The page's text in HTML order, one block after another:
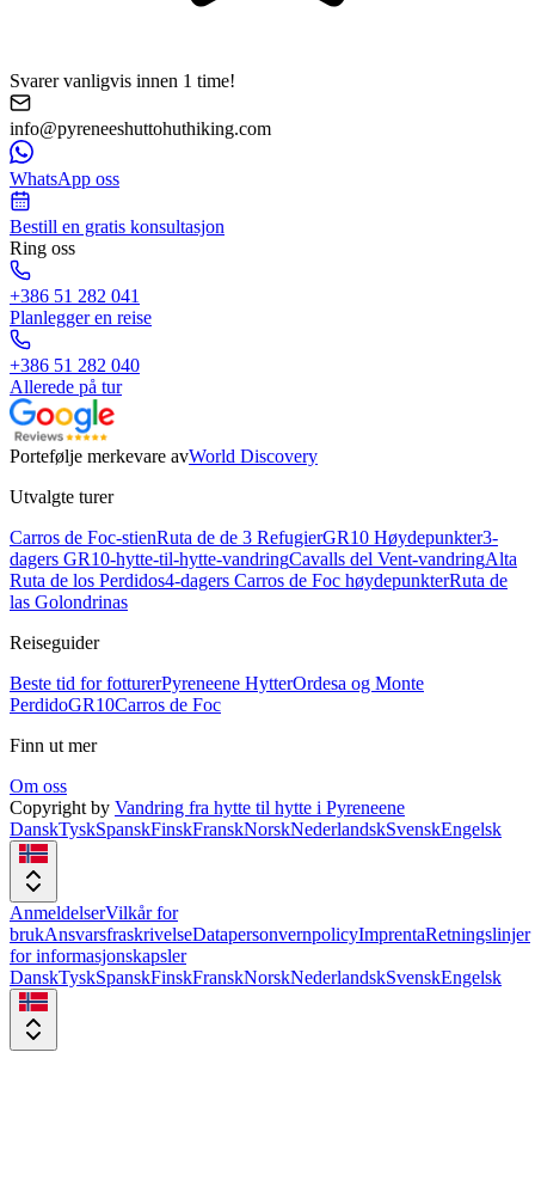
Svarer vanligvis innen 1 time!
info@pyreneeshuttohuthiking.com
WhatsApp oss
Bestill en gratis konsultasjon
Ring oss
+386 51 282 041
Planlegger en reise
+386 51 282 040
Allerede på tur
Portefølje merkevare avWorld Discovery
Utvalgte turer
Carros de Foc-stienRuta de de 3 RefugierGR10 Høydepunkter3-
dagers GR10-hytte-til-hytte-vandringCavalls del Vent-vandringAlta
Ruta de los Perdidos4-dagers Carros de Foc høydepunkterRuta de
las Golondrinas
Reiseguider
Beste tid for fotturerPyreneene HytterOrdesa og Monte
PerdidoGR10Carros de Foc
Finn ut mer
Om oss
Copyright by Vandring fra hytte til hytte i Pyreneene
DanskTyskSpanskFinskFranskNorskNederlandskSvenskEngelsk
AnmeldelserVilkår for
brukAnsvarsfraskrivelseDatapersonvernpolicyImprentaRetningslinjer
for informasjonskapsler
DanskTyskSpanskFinskFranskNorskNederlandskSvenskEngelsk